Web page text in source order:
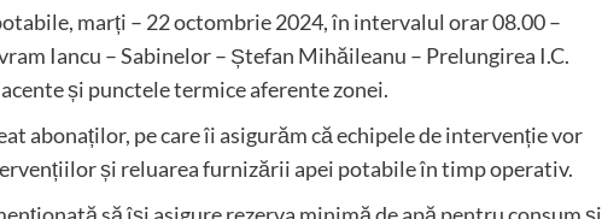
marți – 22 octombrie 2024, în intervalul orar 08.00 –
Iancu – Sabinelor – Ștefan Mihăileanu – Prelungirea I.C.
și punctele termice aferente zonei.
abonaților, pe care îi asigurăm că echipele de intervenție vor
și reluarea furnizării apei potabile în timp operativ.